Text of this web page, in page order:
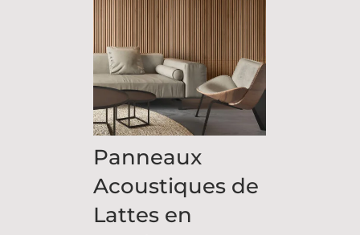
Panneaux
Acoustiques de
Lattes en